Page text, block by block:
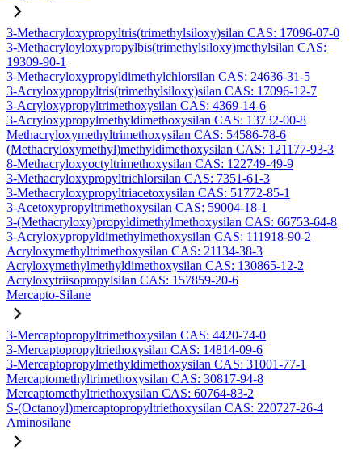
3-Methacryloxypropyltris(trimethylsiloxy)silan CAS: 17096-07-0
3-Methacryloyloxypropylbis(trimethylsiloxy)methylsilan CAS:
19309-90-1
3-Methacryloxypropyldimethylchlorsilan CAS: 24636-31-5
3-Acryloxypropyltris(trimethylsiloxy)silan CAS: 17096-12-7
3-Acryloxypropyltrimethoxysilan CAS: 4369-14-6
3-Acryloxypropylmethyldimethoxysilan CAS: 13732-00-8
Methacryloxymethyltrimethoxysilan CAS: 54586-78-6
(Methacryloxymethyl)methyldimethoxysilan CAS: 121177-93-3
8-Methacryloxyoctyltrimethoxysilan CAS: 122749-49-9
3-Methacryloxypropyltrichlorsilan CAS: 7351-61-3
3-Methacryloxypropyltriacetoxysilan CAS: 51772-85-1
3-Acetoxypropyltrimethoxysilan CAS: 59004-18-1
3-(Methacryloxy)propyldimethylmethoxysilan CAS: 66753-64-8
3-Acryloxypropyldimethylmethoxysilan CAS: 111918-90-2
Acryloxymethyltrimethoxysilan CAS: 21134-38-3
Acryloxymethylmethyldimethoxysilan CAS: 130865-12-2
Acryloxytriisopropylsilan CAS: 157859-20-6
Mercapto-Silane
3-Mercaptopropyltrimethoxysilan CAS: 4420-74-0
3-Mercaptopropyltriethoxysilan CAS: 14814-09-6
3-Mercaptopropylmethyldimethoxysilan CAS: 31001-77-1
Mercaptomethyltrimethoxysilan CAS: 30817-94-8
Mercaptomethyltriethoxysilan CAS: 60764-83-2
S-(Octanoyl)mercaptopropyltriethoxysilan CAS: 220727-26-4
Aminosilane